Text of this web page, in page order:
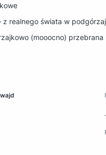
realnego świata w
(mooocno) przebrana